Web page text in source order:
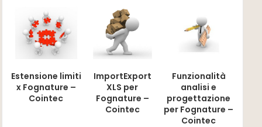
Estensione limiti
x Fognature –
Cointec
ImportExport
XLS per
Fognature –
Cointec
Funzionalità
analisi e
progettazione
per Fognature –
Cointec